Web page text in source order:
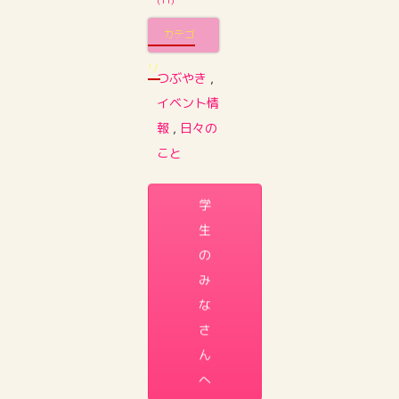
カテゴ
リ
つぶやき ,
イベント情
報 , 日々の
こと
学
生
の
み
な
さ
ん
へ